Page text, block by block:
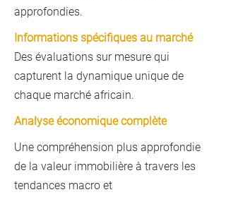
approfondies.
Informations spécifiques au marché
Des évaluations sur mesure qui
capturent la dynamique unique de
chaque marché africain.
Analyse économique complète
Une compréhension plus approfondie
de la valeur immobilière à travers les
tendances macro et